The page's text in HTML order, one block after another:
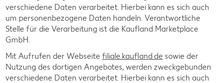
verschiedene Daten verarbeitet. Hierbei kann es sich auch
um personenbezogene Daten handeln. Verantwortliche
Stelle für die Verarbeitung ist die Kaufland Marketplace
GmbH.
Mit Aufrufen der Webseite filiale.kaufland.de sowie der
Nutzung des dortigen Angebotes, werden zweckgebunden
verschiedene Daten verarbeitet. Hierbei kann es sich auch